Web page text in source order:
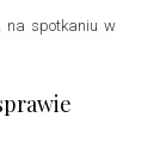
na spotkaniu w